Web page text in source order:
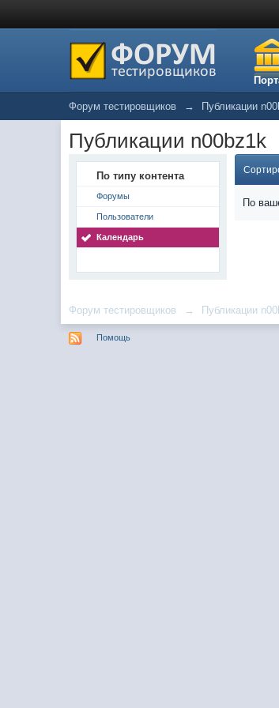
Форум тестировщиков → Публикации
Публикации n00bz1k
По типу контента
Форумы
Пользователи
Календарь
По
Форум тестировщиков → Публикации
Помощь